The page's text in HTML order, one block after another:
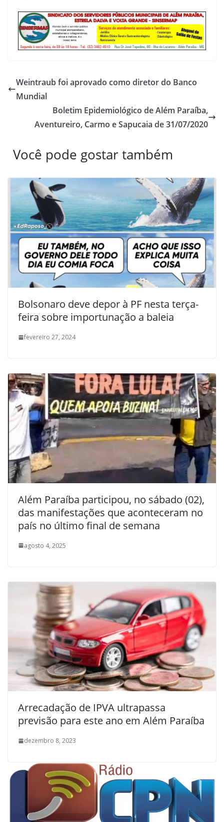
Weintraub foi aprovado como diretor do Banco
Mundial
Boletim Epidemiológico de Além Paraíba,
Aventureiro, Carmo e Sapucaia de 31/07/2020
Você pode gostar também
Bolsonaro deve depor à PF nesta terça-
feira sobre importunação a baleia
fevereiro 27, 2024
Além Paraíba participou, no sábado (02),
das manifestações que aconteceram no
país no último final de semana
agosto 4, 2025
Arrecadação de IPVA ultrapassa
previsão para este ano em Além Paraíba
dezembro 8, 2023